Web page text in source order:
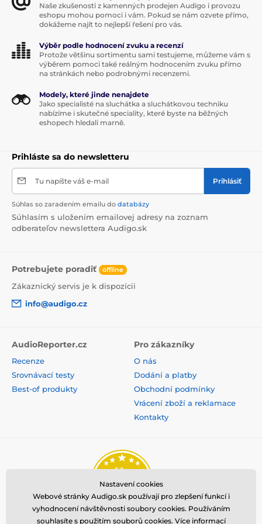
Špičkové audio kodeky aptX HD a aptX Adaptive
počúvanie cez audio jack kábel
Digitálne počúvanie cez kábel USB OTG
Kolem uší Uzavřená Bluetooth
S potlačením hluku
Naše zkušenosti z kamenných prodejen Audigo i provozu
eshopu mohou pomoci i vám. Pokud se nám ozvete přímo,
dokážeme najít to nejlepší řešení pro vás.
Výběr podle hodnocení zvuku a recenzí
Protože většinu sortimentu sami testujeme, můžeme vám s
výběrem pomoci také reálným hodnocením zvuku přímo
na stránkách nebo podrobnými recenzemi.
Modely, které jinde nenajdete
Jako specialisté na sluchátka a sluchátkovou techniku
nabízíme i skutečné speciality, které byste na běžných
eshopech hledali marně.
Prihláste sa do newsletteru
Tu napíšte váš e-mail Prihlásiť
Súhlas so zaradením emailu do databázy
Súhlasím s uložením emailovej adresy na zoznam
odberateľov newslettera Audigo.sk
Potrebujete poradiť offline
Zákaznický servis je k dispozícii
info@audigo.cz
AudioReporter.cz
Recenze
Srovnávací testy
Best-of produkty
Pro zákazníky
O nás
Dodání a platby
Obchodní podmínky
Vrácení zboží a reklamace
Kontakty
Nastavení cookies
Webové stránky Audigo.sk používají pro zlepšení funkcí i
vyhodnocení návštěvnosti soubory cookies. Používáním
souhlasíte s použitím souborů cookies. Více informací